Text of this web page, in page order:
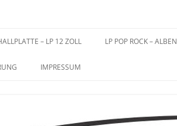
– LP 12 ZOLL LP POP ROCK – ALBEN
IMPRESSUM